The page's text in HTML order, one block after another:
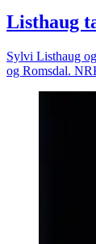
Listhaug
Sylvi Listhaug
og Romsdal.